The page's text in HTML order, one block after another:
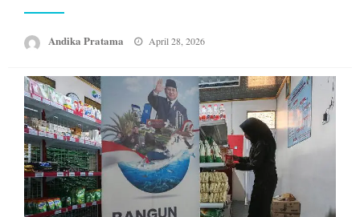
Andika Pratama
Posted
April 28, 2026